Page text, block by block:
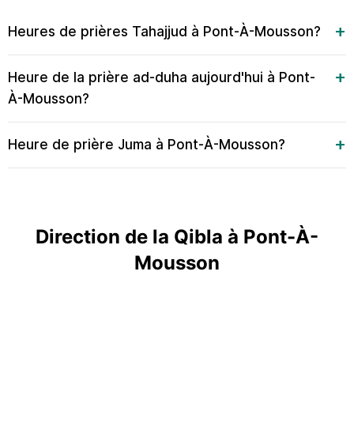
Heures de prières Tahajjud à Pont-À-Mousson?
Heure de la prière ad-duha aujourd'hui à Pont-
À-Mousson?
Heure de prière Juma à Pont-À-Mousson?
Direction de la Qibla à Pont-À-
Mousson